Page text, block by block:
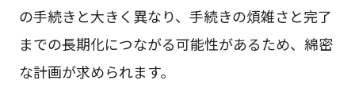
の手続きと大きく異なり、手続きの煩雑さと完了
までの長期化につながる可能性があるため、綿密
な計画が求められます。